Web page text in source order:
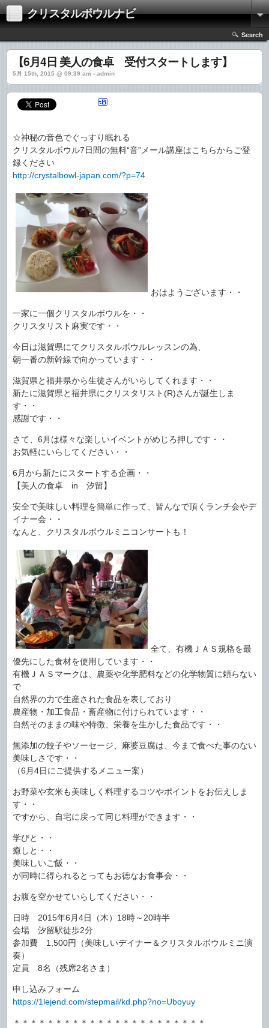
クリスタルボウルナビ
Search
【6月4日 美人の食卓 受付スタートします】
5月 15th, 2015 @ 09:39 am › admin
☆神秘の音色でぐっすり眠れる
クリスタルボウル7日間の無料“音”メール講座はこちらからご登
録ください
http://crystalbowl-japan.com/?p=74
おはようございます・・
一家に一個クリスタルボウルを・・
クリスタリスト麻実です・・
今日は滋賀県にてクリスタルボウルレッスンの為、
朝一番の新幹線で向かっています・・
滋賀県と福井県から生徒さんがいらしてくれます・・
新たに滋賀県と福井県にクリスタリスト(R)さんが誕生しま
す・・
感謝です・・
さて、6月は様々な楽しいイベントがめじろ押しです・・
お気軽にいらしてください・・
6月から新たにスタートする企画・・
【美人の食卓 in 汐留】
安全で美味しい料理を簡単に作って、皆んなで頂くランチ会やデ
イナー会・・
なんと、クリスタルボウルミニコンサートも！
全て、有機ＪＡＳ規格を最
優先にした食材を使用しています・・
有機ＪＡＳマークは、農薬や化学肥料などの化学物質に頼らない
で
自然界の力で生産された食品を表しており
農産物・加工食品・畜産物に付けられています・・
自然そのままの味や特徴、栄養を生かした食品です・・
無添加の餃子やソーセージ、麻婆豆腐は、今まで食べた事のない
美味しさです・・
（6月4日にご提供するメニュー案）
お野菜や玄米も美味しく料理するコツやポイントをお伝えしま
す・・
ですから、自宅に戻って同じ料理ができます・・
学びと・・
癒しと・・
美味しいご飯・・
が同時に得られるとってもお徳なお食事会・・
お腹を空かせていらしてください・・
日時 2015年6月4日（木）18時～20時半
会場 汐留駅徒歩2分
参加費 1,500円（美味しいデイナー＆クリスタルボウルミニ演
奏）
定員 8名（残席2名さま）
申し込みフォーム
https://1lejend.com/stepmail/kd.php?no=Uboyuy
＊＊＊＊＊＊＊＊＊＊＊＊＊＊＊＊＊＊＊＊＊＊＊